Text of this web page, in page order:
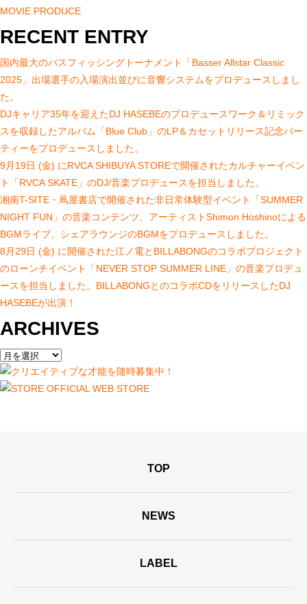
MOVIE PRODUCE
RECENT ENTRY
国内最大のバスフィッシングトーナメント「Basser Allstar Classic
2025」出場選手の入場演出並びに音響システムをプロデュースしまし
た。
DJキャリア35年を迎えたDJ HASEBEのプロデュースワーク＆リミック
スを収録したアルバム「Blue Club」のLP＆カセットリリース記念パー
ティーをプロデュースしました。
9月19日 (金) にRVCA SHIBUYA STOREで開催されたカルチャーイベン
ト「RVCA SKATE」のDJ/音楽プロデュースを担当しました。
湘南T-SITE・蔦屋書店で開催された非日常体験型イベント「SUMMER
NIGHT FUN」の音楽コンテンツ、アーティストShimon Hoshinoによる
BGMライブ、シェアラウンジのBGMをプロデュースしました。
8月29日 (金) に開催された江ノ電とBILLABONGのコラボプロジェクト
のローンチイベント「NEVER STOP SUMMER LINE」の音楽プロデュ
ースを担当しました。BILLABONGとのコラボCDをリリースしたDJ
HASEBEが出演！
ARCHIVES
TOP
NEWS
LABEL